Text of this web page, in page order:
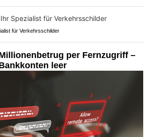
für Verkehrsschilder
per Fernzugriff –
leer